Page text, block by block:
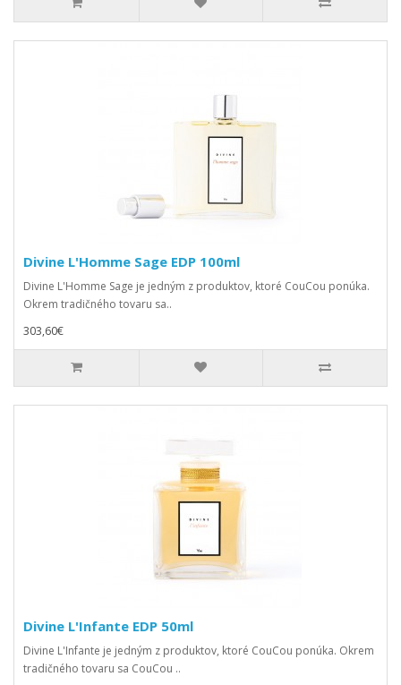
Divine L'Homme Sage EDP 100ml
Divine L'Homme Sage je jedným z produktov, ktoré CouCou ponúka.
Okrem tradičného tovaru sa..
303,60€
Divine L'Infante EDP 50ml
Divine L'Infante je jedným z produktov, ktoré CouCou ponúka. Okrem
tradičného tovaru sa CouCou ..